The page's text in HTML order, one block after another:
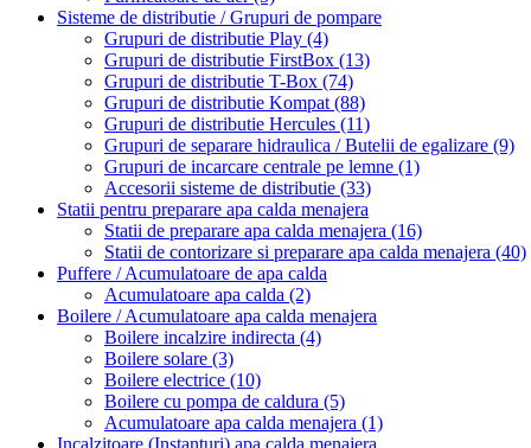
Sisteme de distributie / Grupuri de pompare
Grupuri de distributie Play (4)
Grupuri de distributie FirstBox (13)
Grupuri de distributie T-Box (74)
Grupuri de distributie Kompat (88)
Grupuri de distributie Hercules (11)
Grupuri de separare hidraulica / Butelii de egalizare (9)
Grupuri de incarcare centrale pe lemne (1)
Accesorii sisteme de distributie (33)
Statii pentru preparare apa calda menajera
Statii de preparare apa calda menajera (16)
Statii de contorizare si preparare apa calda menajera (40)
Puffere / Acumulatoare de apa calda
Acumulatoare apa calda (2)
Boilere / Acumulatoare apa calda menajera
Boilere incalzire indirecta (4)
Boilere solare (3)
Boilere electrice (10)
Boilere cu pompa de caldura (5)
Acumulatoare apa calda menajera (1)
Incalzitoare (Instanturi) apa calda menajera